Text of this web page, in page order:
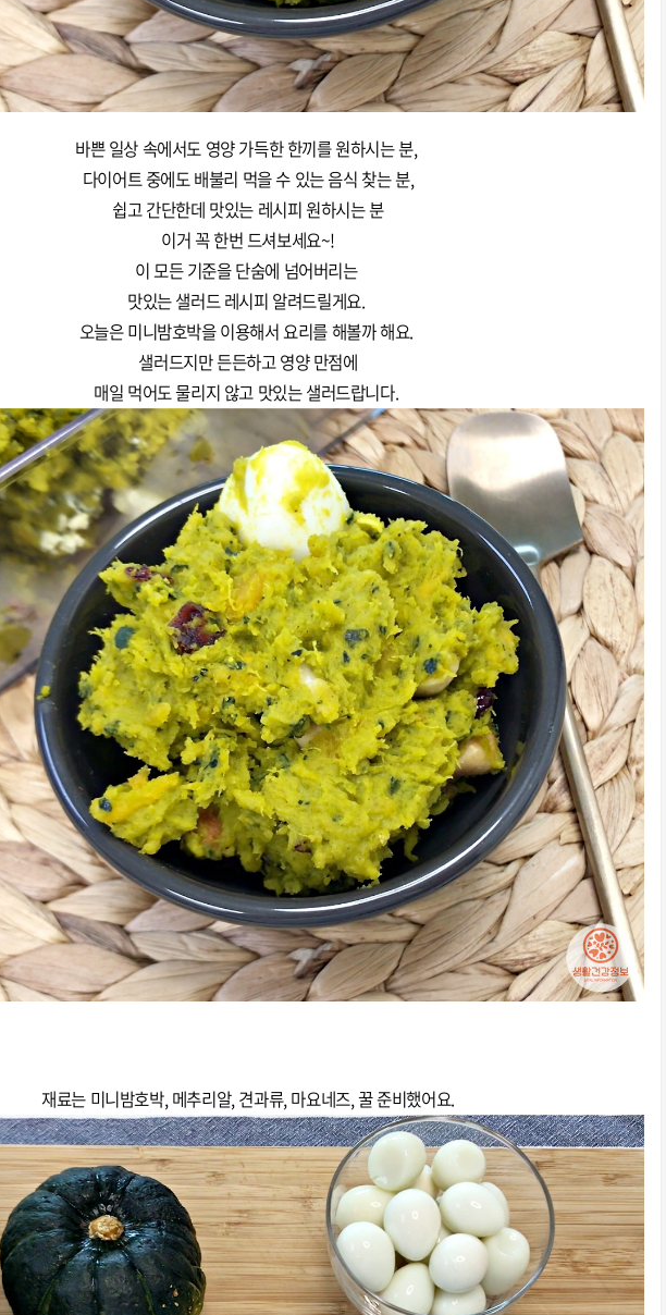
바쁜 일상 속에서도 영양 가득한 한끼를 원하시는 분,
다이어트 중에도 배불리 먹을 수 있는 음식 찾는 분,
쉽고 간단한데 맛있는 레시피 원하시는 분
이거 꼭 한번 드셔보세요~!
이 모든 기준을 단숨에 넘어버리는
맛있는 샐러드 레시피 알려드릴게요.
오늘은 미니밤호박을 이용해서 요리를 해볼까 해요.
샐러드지만 든든하고 영양 만점에
매일 먹어도 물리지 않고 맛있는 샐러드랍니다.
재료는 미니밤호박, 메추리알, 견과류, 마요네즈, 꿀 준비했어요.